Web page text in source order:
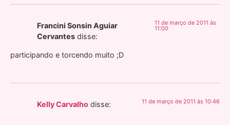
Francini Sonsin Aguiar
Cervantes disse:
11 de março de 2011 às
11:00
participando e torcendo muito ;D
Kelly Carvalho disse: 11 de março de 2011 às 10:46